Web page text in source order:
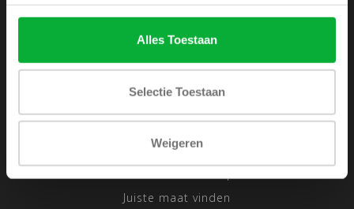
Alles Toestaan
Selectie Toestaan
Weigeren
Disclaimer
Privacy Policy
Sitemap
Traveling Tailor
Juiste maat vinden